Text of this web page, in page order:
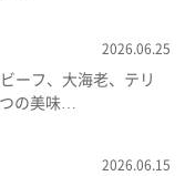
2026.06.25
ーフ、大海老、テリ
の美味…
2026.06.15